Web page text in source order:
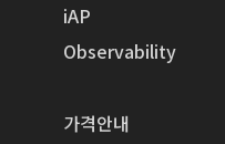
iAP
Observability
가격안내